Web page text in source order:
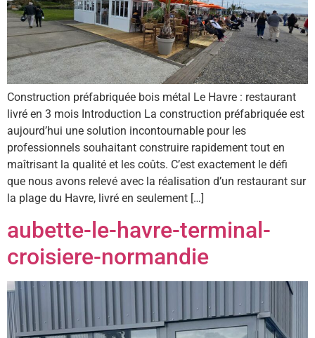
Construction préfabriquée bois métal Le Havre : restaurant
livré en 3 mois Introduction La construction préfabriquée est
aujourd’hui une solution incontournable pour les
professionnels souhaitant construire rapidement tout en
maîtrisant la qualité et les coûts. C’est exactement le défi
que nous avons relevé avec la réalisation d’un restaurant sur
la plage du Havre, livré en seulement […]
aubette-le-havre-terminal-
croisiere-normandie